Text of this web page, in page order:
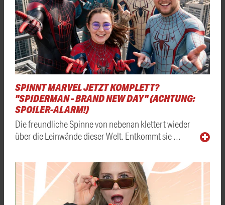
SPINNT MARVEL JETZT KOMPLETT?
"SPIDERMAN - BRAND NEW DAY" (ACHTUNG:
SPOILER-ALARM!)
Die freundliche Spinne von nebenan klettert wieder
über die Leinwände dieser Welt. Entkommt sie …